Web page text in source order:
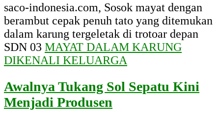
saco-indonesia.com, Sosok mayat dengan
berambut cepak penuh tato yang ditemukan
dalam karung tergeletak di trotoar depan
SDN 03 MAYAT DALAM KARUNG
DIKENALI KELUARGA
Awalnya Tukang Sol Sepatu Kini
Menjadi Produsen